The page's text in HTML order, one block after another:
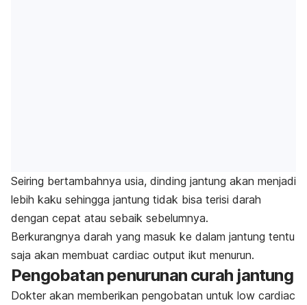
Seiring bertambahnya usia, dinding jantung akan menjadi
lebih kaku sehingga jantung tidak bisa terisi darah
dengan cepat atau sebaik sebelumnya.
Berkurangnya darah yang masuk ke dalam jantung tentu
saja akan membuat cardiac output ikut menurun.
Pengobatan penurunan curah jantung
Dokter akan memberikan pengobatan untuk low cardiac